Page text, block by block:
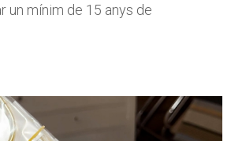
un mínim de 15 anys de